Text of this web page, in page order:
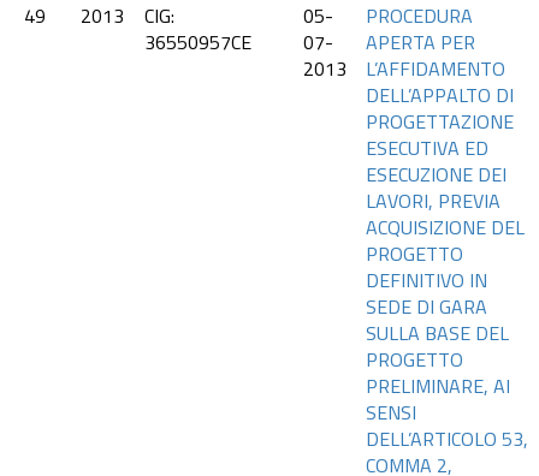
49
2013
CIG:
36550957CE
05-
07-
2013
PROCEDURA
APERTA PER
L’AFFIDAMENTO
DELL’APPALTO DI
PROGETTAZIONE
ESECUTIVA ED
ESECUZIONE DEI
LAVORI, PREVIA
ACQUISIZIONE DEL
PROGETTO
DEFINITIVO IN
SEDE DI GARA
SULLA BASE DEL
PROGETTO
PRELIMINARE, AI
SENSI
DELL’ARTICOLO 53,
COMMA 2,